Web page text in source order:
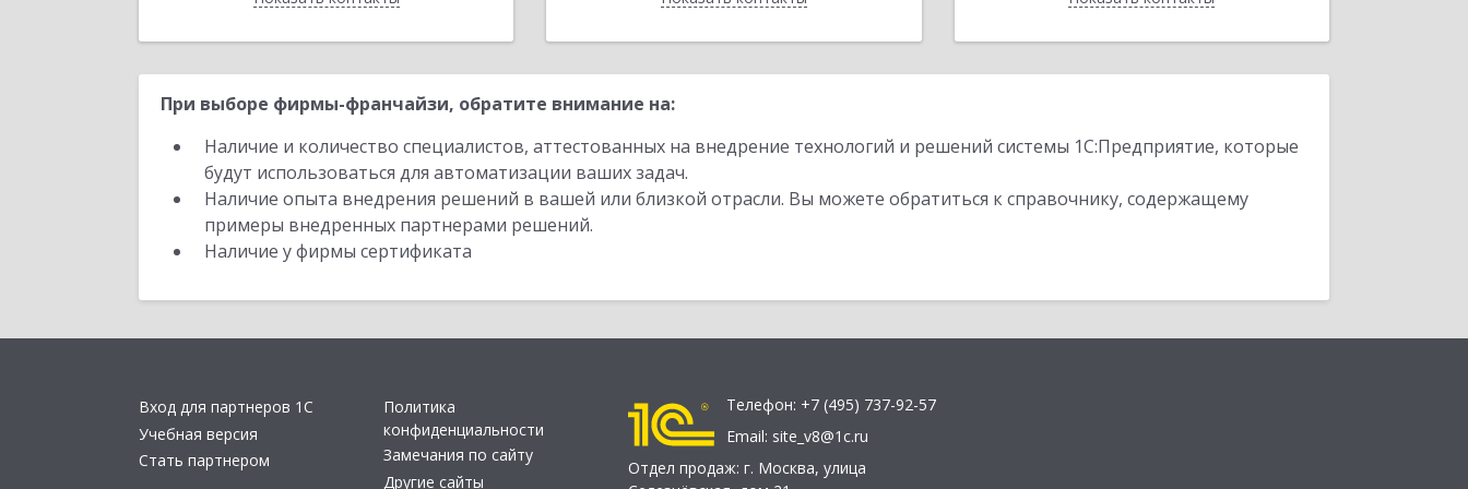
При выборе фирмы-франчайзи, обратите внимание на:
Наличие и количество специалистов, аттестованных на внедрение технологий и решений системы 1С:Предприятие, которые
будут использоваться для автоматизации ваших задач.
Наличие опыта внедрения решений в вашей или близкой отрасли. Вы можете обратиться к справочнику, содержащему
примеры внедренных партнерами решений.
Наличие у фирмы сертификата
Вход для партнеров 1С
Учебная версия
Стать партнером
Политика
конфиденциальности
Замечания по сайту
Другие сайты
Телефон: +7 (495) 737-92-57
Email: site_v8@1c.ru
Отдел продаж: г. Москва, улица